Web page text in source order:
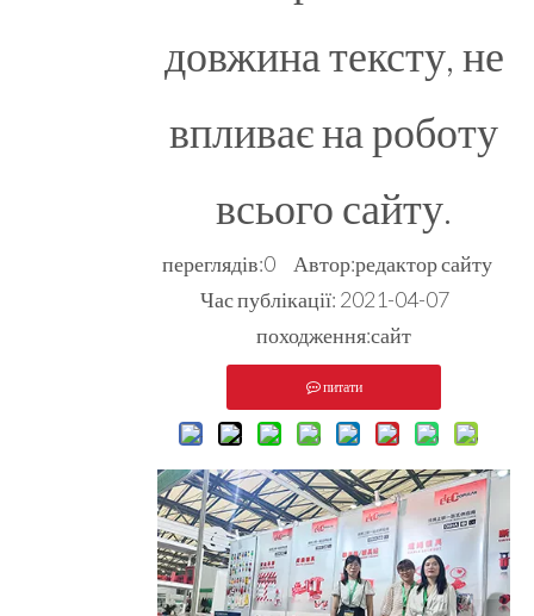
довжина тексту, не
впливає на роботу
всього сайту.
переглядів:0Автор:редактор сайту
Час публікації: 2021-04-07
походження:сайт
питати